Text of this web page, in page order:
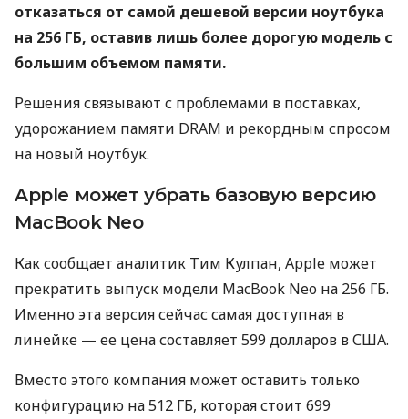
отказаться от самой дешевой версии ноутбука
на 256 ГБ, оставив лишь более дорогую модель с
большим объемом памяти.
Решения связывают с проблемами в поставках,
удорожанием памяти DRAM и рекордным спросом
на новый ноутбук.
Apple может убрать базовую версию
MacBook Neo
Как сообщает аналитик Тим Кулпан, Apple может
прекратить выпуск модели MacBook Neo на 256 ГБ.
Именно эта версия сейчас самая доступная в
линейке — ее цена составляет 599 долларов в США.
Вместо этого компания может оставить только
конфигурацию на 512 ГБ, которая стоит 699